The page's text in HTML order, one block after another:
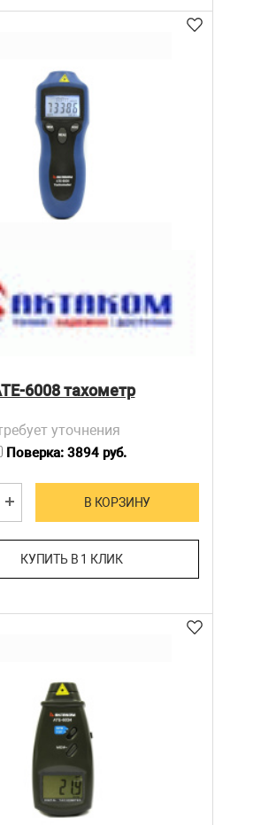
6008 тахометр
уточнения
Поверка: 3894 руб.
В КОРЗИНУ
КУПИТЬ В 1 КЛИК